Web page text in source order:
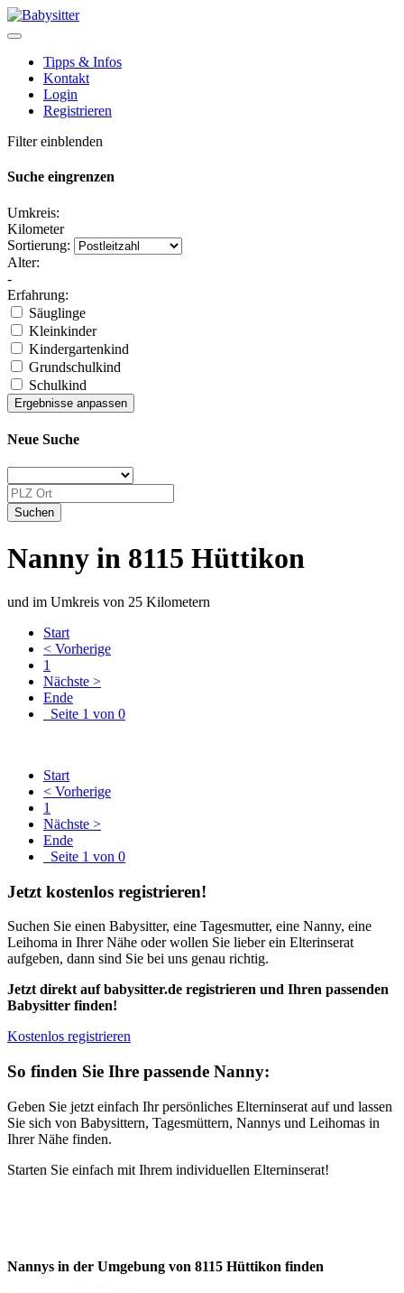
Tipps & Infos
Kontakt
Login
Registrieren
Filter einblenden
Suche eingrenzen
Umkreis:
Kilometer
Sortierung:
Alter:
-
Erfahrung:
Säuglinge
Kleinkinder
Kindergartenkind
Grundschulkind
Schulkind
Neue Suche
Nanny in 8115 Hüttikon
und im Umkreis von 25 Kilometern
Start
< Vorherige
1
Nächste >
Ende
Seite 1 von 0
Start
< Vorherige
1
Nächste >
Ende
Seite 1 von 0
Jetzt kostenlos registrieren!
Suchen Sie einen Babysitter, eine Tagesmutter, eine Nanny, eine
Leihoma in Ihrer Nähe oder wollen Sie lieber ein Elterinserat
aufgeben, dann sind Sie bei uns genau richtig.
Jetzt direkt auf babysitter.de registrieren und Ihren passenden
Babysitter finden!
Kostenlos registrieren
So finden Sie Ihre passende Nanny:
Geben Sie jetzt einfach Ihr persönliches Elterninserat auf und lassen
Sie sich von Babysittern, Tagesmüttern, Nannys und Leihomas in
Ihrer Nähe finden.
Starten Sie einfach mit Ihrem individuellen Elterninserat!
Nannys in der Umgebung von 8115 Hüttikon finden